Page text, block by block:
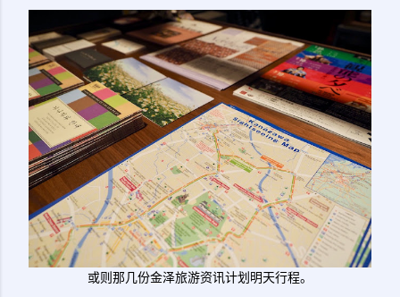
或则那几份金泽旅游资讯计划明天行程。